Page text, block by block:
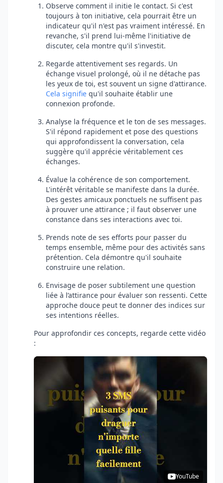
Observe comment il initie le contact. Si c'est
toujours à ton initiative, cela pourrait être un
indicateur qu'il n'est pas vraiment intéressé. En
revanche, s'il prend lui-même l'initiative de
discuter, cela montre qu'il s'investit.
Regarde attentivement ses regards. Un
échange visuel prolongé, où il ne détache pas
les yeux de toi, est souvent un signe d'attirance.
Cela signifie qu'il souhaite établir une
connexion profonde.
Analyse la fréquence et le ton de ses messages.
S'il répond rapidement et pose des questions
qui approfondissent la conversation, cela
suggère qu'il apprécie véritablement ces
échanges.
Évalue la cohérence de son comportement.
L'intérêt véritable se manifeste dans la durée.
Des gestes amicaux ponctuels ne suffisent pas
à prouver une attirance ; il faut observer une
constance dans ses interactions avec toi.
Prends note de ses efforts pour passer du
temps ensemble, même pour des activités sans
prétention. Cela démontre qu'il souhaite
construire une relation.
Envisage de poser subtilement une question
liée à l’attirance pour évaluer son ressenti. Cette
approche douce peut te donner des indices sur
ses intentions réelles.
Pour approfondir ces concepts, regarde cette vidéo
:
YouTube